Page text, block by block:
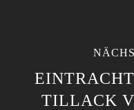
TILLACK